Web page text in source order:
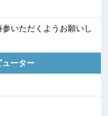
いただくようお願いし
ーター